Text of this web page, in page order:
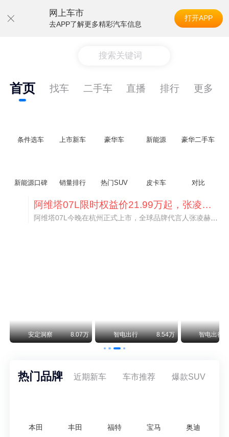
网上车市
去APP了解更多精彩汽车信息
打开APP
搜索关键词
首页 找车 二手车 直播 排行 更多
条件选车 上市新车 豪华车 新能源 豪华二手车
新能源口碑 销量排行 热门SUV 皮卡车 对比
阿维塔07L限时权益价21.99万起，张凌赫成首位车主
阿维塔07L今晚在杭州正式上市，全球品牌代言人张凌赫现场提车，成为这台车的第一位主人。三个版本：Elite纯电版22.99万，Max+后驱纯电版24.99万，Ultra三电机四驱版27.99万。
安定洞察 8.07万 智电出行 8.54万 智电出行
热门品牌 近期新车 车市推荐 爆款SUV
本田 丰田 福特 宝马 奥迪